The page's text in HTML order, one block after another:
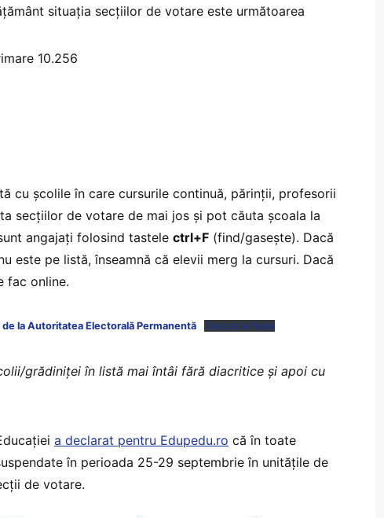
situația secțiilor de votare este următoarea
10.256
cu școlile în care cursurile continuă, părinții, profesorii
secțiilor de votare de mai jos și pot căuta școala la
angajați folosind tastele ctrl+F (find/gasește). Dacă
este pe listă, înseamnă că elevii merg la cursuri. Dacă
fac online.
la Autoritatea Electorală Permanentă Descarcă fișier
grădiniței în listă mai întâi fără diacritice și apoi cu
a declarat pentru Edupedu.ro că în toate
în perioada 25-29 septembrie în unitățile de
de votare.